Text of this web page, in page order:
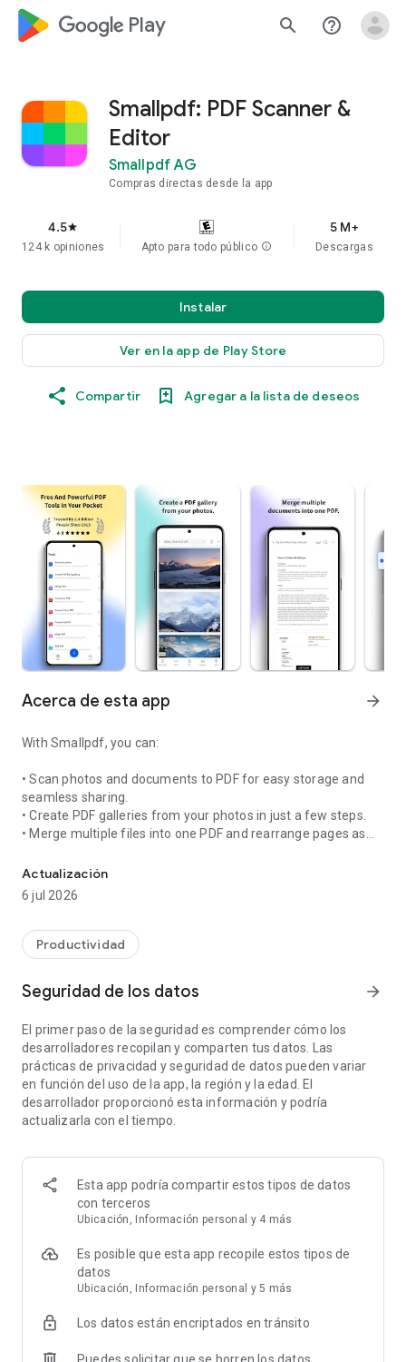
google_logo Play search help_outline
Smallpdf: PDF Scanner &
Editor
Smallpdf AG
Compras directas desde la app
4.5star
124 k opiniones Apto para todo público info
5 M+
Descargas
Instalar
Ver en la app de Play Store
Compartir Agregar a la lista de deseos
Acerca de esta app arrow_forward
With Smallpdf, you can:
• Scan photos and documents to PDF for easy storage and
seamless sharing.
• Create PDF galleries from your photos in just a few steps.
• Merge multiple files into one PDF and rearrange pages as
• Convert your PDF files to Word documents…
• …or your Word documents to PDFs without losing the original
formatting.
sharing via email and saving storage space on your phone.
• Read, edit, and annotate PDFs.
Need to do even more with your PDFs? Explore the full suite
of our 20+ tools atsmallpdf.com.
To ask a question or report an issue, please contact us at
support@smallpdf.com.
Actualización
6 jul 2026
Productividad
Seguridad de los datos arrow_forward
El primer paso de la seguridad es comprender cómo los
desarrolladores recopilan y comparten tus datos. Las
prácticas de privacidad y seguridad de datos pueden variar
en función del uso de la app, la región y la edad. El
desarrollador proporcionó esta información y podría
actualizarla con el tiempo.
Esta app podría compartir estos tipos de datos
con terceros
Ubicación, Información personal y 4 más
Es posible que esta app recopile estos tipos de
datos
Ubicación, Información personal y 5 más
Los datos están encriptados en tránsito